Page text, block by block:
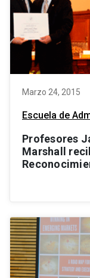
Marzo 24, 2015
Escuela de
Profesores
Marshall